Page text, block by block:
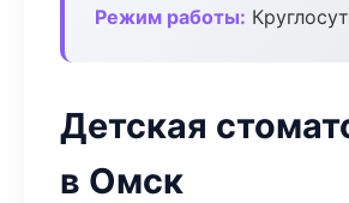
Режим работы:
Детская
в Омск